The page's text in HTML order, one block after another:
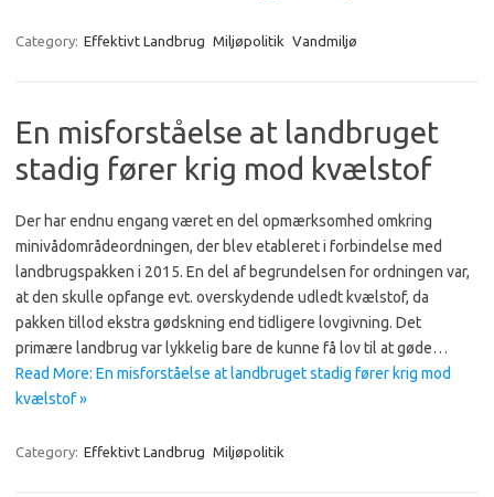
Category: Effektivt Landbrug Miljøpolitik Vandmiljø
En misforståelse at landbruget
stadig fører krig mod kvælstof
Der har endnu engang været en del opmærksomhed omkring
minivådområdeordningen, der blev etableret i forbindelse med
landbrugspakken i 2015. En del af begrundelsen for ordningen var,
at den skulle opfange evt. overskydende udledt kvælstof, da
pakken tillod ekstra gødskning end tidligere lovgivning. Det
primære landbrug var lykkelig bare de kunne få lov til at gøde…
Read More: En misforståelse at landbruget stadig fører krig mod
kvælstof »
Category: Effektivt Landbrug Miljøpolitik